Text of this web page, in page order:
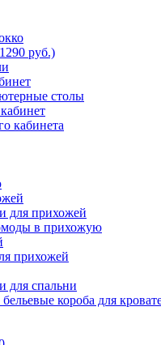
руб.)
столы
кабинета
для прихожей
в прихожую
прихожей
для спальни
короба для